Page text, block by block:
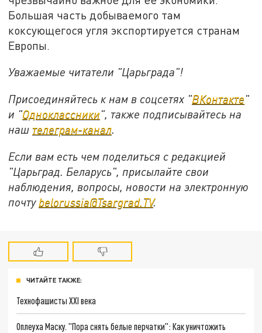
Большая часть добываемого там
коксующегося угля экспортируется странам
Европы.
Уважаемые читатели "Царьграда"!
Присоединяйтесь к нам в соцсетях "ВКонтакте"
и "Одноклассники", также подписывайтесь на
наш телеграм-канал.
Если вам есть чем поделиться с редакцией
"Царьград. Беларусь", присылайте свои
наблюдения, вопросы, новости на электронную
почту belorussia@Tsargrad.TV.
ЧИТАЙТЕ ТАКЖЕ:
Технофашисты XXI века
Оплеуха Маску. "Пора снять белые перчатки": Как уничтожить